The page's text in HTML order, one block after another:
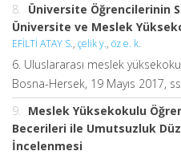
8. Üniversite Öğrencilerinin
Üniversite ve Meslek
EFİLTİ ATAY S., çelik y., öz e. k.
6. Uluslararası meslek
Bosna-Hersek, 19 Mayıs 2017,
9. Meslek Yüksekokulu
Becerileri ile Umutsuzluk
İncelenmesi